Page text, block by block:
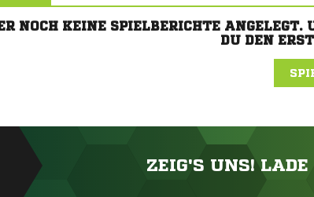
NOCH KEINE SPIELBERICHTE
DU DEN
ZEIG'S UNS! LADE